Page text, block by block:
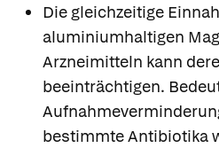
Die gleichzeitige
aluminiumhaltigen
Arzneimitteln kann
beeinträchtigen.
bestimmte Antibiotika